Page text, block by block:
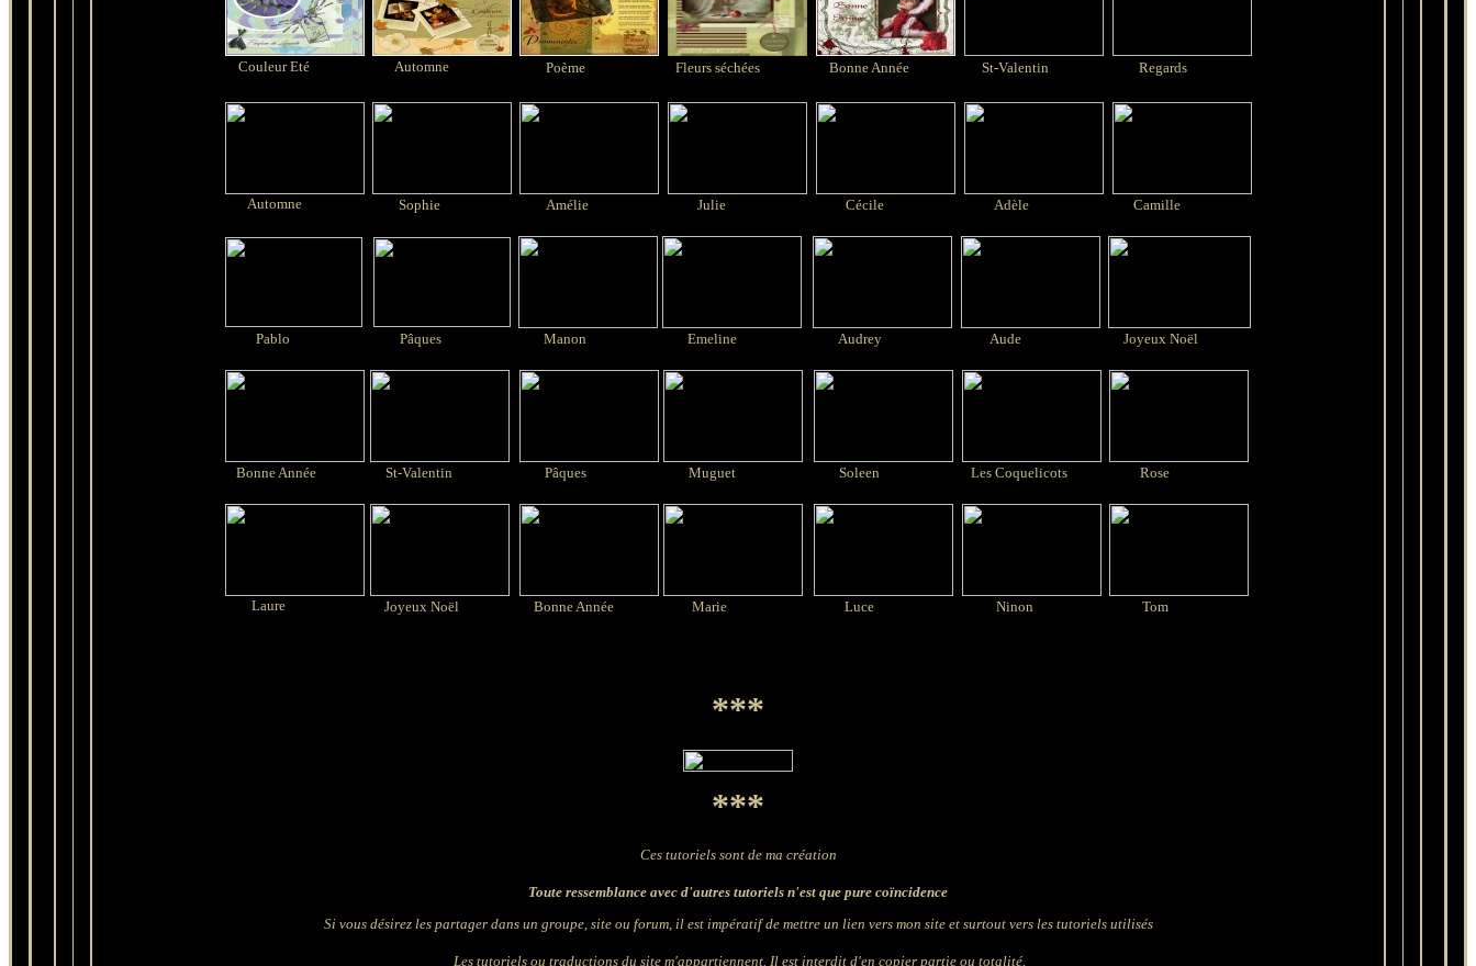
Couleur Eté Automne Poème Fleurs séchées Bonne Année St-Valentin Regards
Automne Sophie Amélie Julie Cécile Adèle Camille
Pablo Pâques Manon Emeline Audrey Aude Joyeux Noël
Bonne Année St-Valentin Pâques Muguet Soleen Les Coquelicots Rose
Laure Joyeux Noël Bonne Année Marie Luce Ninon Tom
***
***
Ces tutoriels sont de ma création
Toute ressemblance avec d'autres tutoriels n'est que pure coïncidence
Si vous désirez les partager dans un groupe, site ou forum, il est impératif de mettre un lien vers mon site et surtout vers les tutoriels utilisés
Les tutoriels ou traductions du site m'appartiennent. Il est interdit d'en copier partie ou totalité.